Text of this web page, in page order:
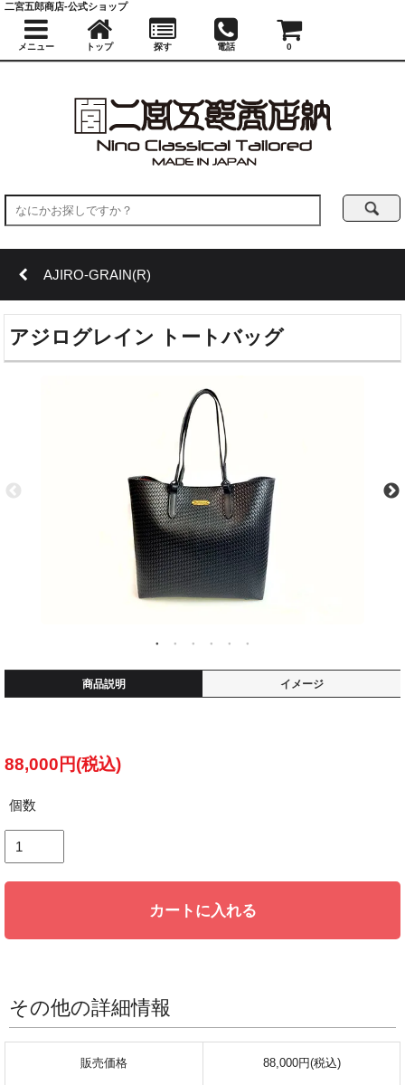
AJIRO-GRAIN(R)
アジログレイン トートバッグ
商品説明 イメージ
88,000円(税込)
個数
カートに入れる
その他の詳細情報
販売価格 88,000円(税込)
二宮五郎商店-公式ショップ
メニュー トップ 探す 電話 0